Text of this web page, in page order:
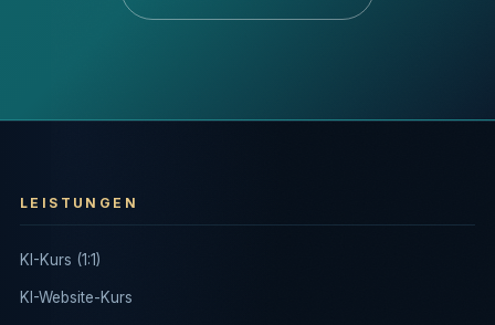
LEISTUNGEN
KI-Kurs (1:1)
KI-Website-Kurs